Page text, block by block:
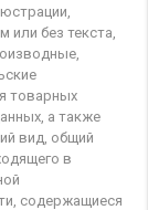
или без текста,
товарных
а также
вид, общий
в
содержащиеся